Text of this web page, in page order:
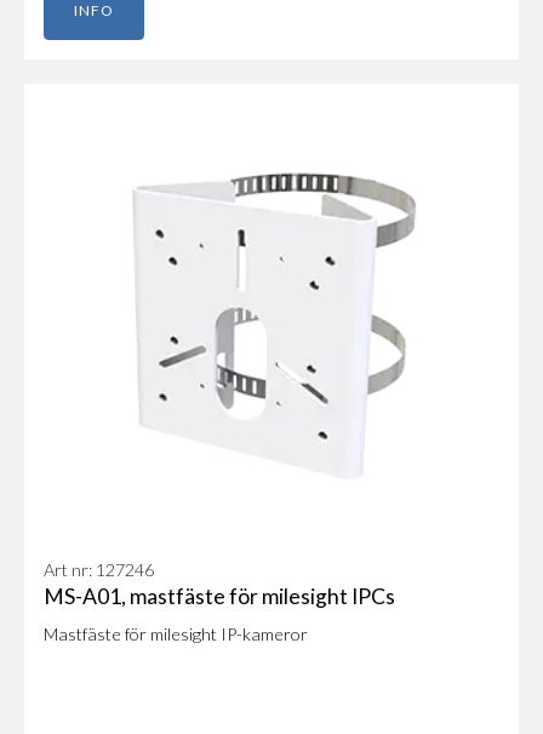
INFO
Art nr: 127246
MS-A01, mastfäste för milesight IPCs
Mastfäste för milesight IP-kameror